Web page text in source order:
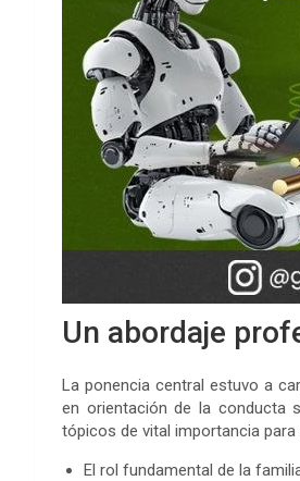
Un abordaje
La ponencia central estuvo a
en orientación de la conducta
tópicos de vital importancia
El rol fundamental de la